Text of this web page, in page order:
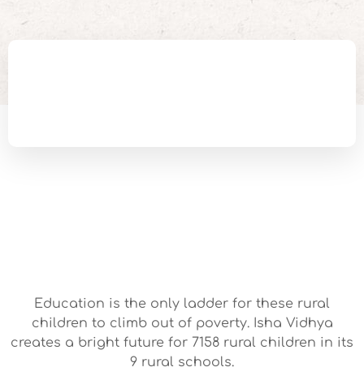
Education is the only ladder for these rural
children to climb out of poverty. Isha Vidhya
creates a bright future for 7158 rural children in its
9 rural schools.